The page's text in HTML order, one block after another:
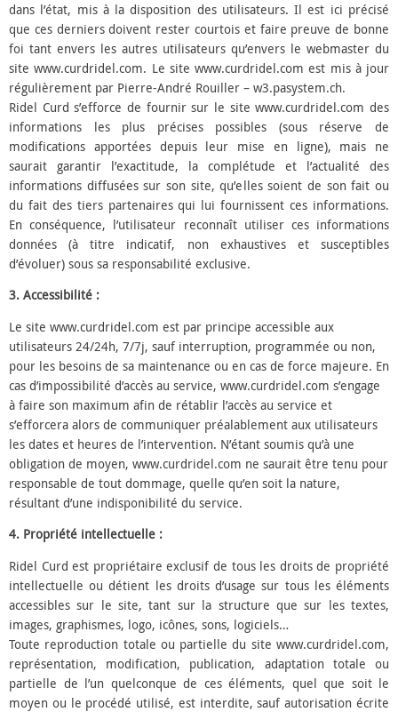
dans l’état, mis à la disposition des utilisateurs. Il est ici précisé
que ces derniers doivent rester courtois et faire preuve de bonne
foi tant envers les autres utilisateurs qu’envers le webmaster du
site www.curdridel.com. Le site www.curdridel.com est mis à jour
régulièrement par Pierre-André Rouiller – w3.pasystem.ch.
Ridel Curd s’efforce de fournir sur le site www.curdridel.com des
informations les plus précises possibles (sous réserve de
modifications apportées depuis leur mise en ligne), mais ne
saurait garantir l’exactitude, la complétude et l’actualité des
informations diffusées sur son site, qu’elles soient de son fait ou
du fait des tiers partenaires qui lui fournissent ces informations.
En conséquence, l’utilisateur reconnaît utiliser ces informations
données (à titre indicatif, non exhaustives et susceptibles
d’évoluer) sous sa responsabilité exclusive.
3. Accessibilité :
Le site www.curdridel.com est par principe accessible aux
utilisateurs 24/24h, 7/7j, sauf interruption, programmée ou non,
pour les besoins de sa maintenance ou en cas de force majeure. En
cas d’impossibilité d’accès au service, www.curdridel.com s’engage
à faire son maximum afin de rétablir l’accès au service et
s’efforcera alors de communiquer préalablement aux utilisateurs
les dates et heures de l’intervention. N’étant soumis qu’à une
obligation de moyen, www.curdridel.com ne saurait être tenu pour
responsable de tout dommage, quelle qu’en soit la nature,
résultant d’une indisponibilité du service.
4. Propriété intellectuelle :
Ridel Curd est propriétaire exclusif de tous les droits de propriété
intellectuelle ou détient les droits d’usage sur tous les éléments
accessibles sur le site, tant sur la structure que sur les textes,
images, graphismes, logo, icônes, sons, logiciels…
Toute reproduction totale ou partielle du site www.curdridel.com,
représentation, modification, publication, adaptation totale ou
partielle de l’un quelconque de ces éléments, quel que soit le
moyen ou le procédé utilisé, est interdite, sauf autorisation écrite